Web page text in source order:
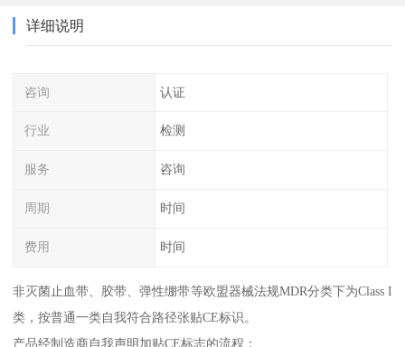
详细说明
咨询 认证
行业 检测
服务 咨询
周期 时间
费用 时间
非灭菌止血带、胶带、弹性绷带等欧盟器械法规MDR分类下为Class I
类，按普通一类自我符合路径张贴CE标识。
产品经制造商自我声明加贴CE标志的流程：